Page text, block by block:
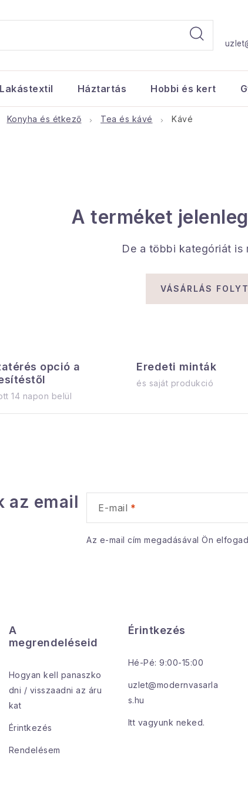
Lakástextil Háztartás Hobbi és kert
Konyha és étkező Tea és kávé Kávé
A terméket
De a többi kategóriát is
VÁSÁRLÁS
opció a
14 napon belül
Eredeti minták
és saját produkció
az email
E-mail
Az e-mail cím megadásával Ön
A
megrendeléseid
Hogyan kell panaszko
dni / visszaadni az áru
kat
Érintkezés
Rendelésem
Érintkezés
Hé-Pé: 9:00-15:00
uzlet@modernvasarla
s.hu
Itt vagyunk neked.